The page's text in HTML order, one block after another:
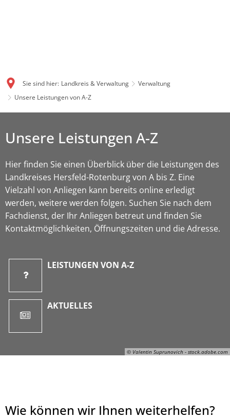
Sie sind hier: Landkreis & Verwaltung
Verwaltung
Unsere Leistungen von A-Z
© Valentin Suprunovich - stock.adobe.com
Unsere Leistungen A-Z
Hier finden Sie einen Überblick über die Leistungen des
Landkreises Hersfeld-Rotenburg von A bis Z. Eine
Vielzahl von Anliegen kann bereits online erledigt
werden, weitere werden folgen. Suchen Sie nach dem
Fachdienst, der Ihr Anliegen betreut und finden Sie
Kontaktmöglichkeiten, Öffnungszeiten und die Adresse.
LEISTUNGEN VON A-Z
AKTUELLES
Wie können wir Ihnen weiterhelfen?